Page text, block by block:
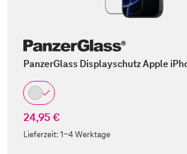
PanzerGlass Displayschutz Apple
24,95 €
Lieferzeit:1-4 Werktage